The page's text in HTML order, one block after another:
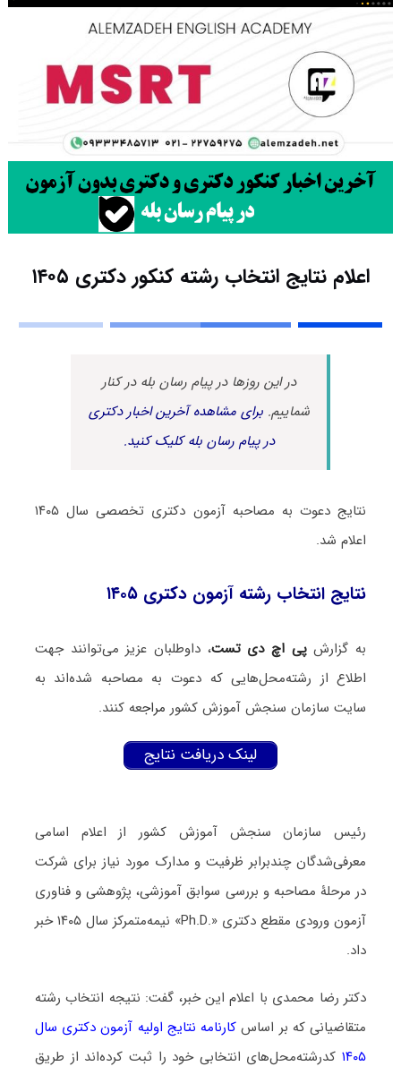
اعلام نتایج انتخاب رشته کنکور دکتری ۱۴۰۵
در این روزها در پیام رسان بله در کنار
شماییم.برای مشاهده آخرین اخبار دکتری
در پیام رسان بله کلیک کنید.
نتایج دعوت به مصاحبه آزمون دکتری تخصصی سال ۱۴۰۵
اعلام شد.
نتایج انتخاب رشته آزمون دکتری ۱۴۰۵
به گزارشپی اچ دی تست، داوطلبان عزیز می‌توانند جهت
اطلاع از رشته‌محل‌هایی که دعوت به مصاحبه شده‌اند به
سایت سازمان سنجش آموزش کشورمراجعه کنند.
لینک دریافت نتایج
رئیس سازمان سنجش آموزش کشور از اعلام اسامی
معرفی‌شدگان چندبرابر ظرفیت و مدارک مورد نیاز برای شرکت
در مرحلۀ مصاحبه و بررسی سوابق آموزشی، پژوهشی و فناوری
آزمون ورودی مقطع دکتری «.Ph.D» نیمه‌متمرکز سال ۱۴۰۵ خبر
داد.
دکتر رضا محمدی با اعلام این خبر، گفت: نتیجه انتخاب رشته
متقاضیانی که بر اساس کارنامه نتایج اولیه آزمون دکتری سال
۱۴۰۵کدرشته‌محل‌های انتخابی خود را ثبت کرده‌اند از طریق